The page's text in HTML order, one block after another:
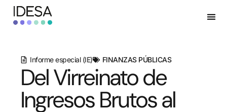
Informe especial (IE) FINANZAS PÚBLICAS
Del Virreinato de
Ingresos Brutos al